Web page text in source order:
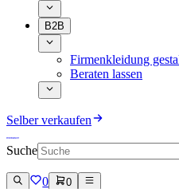
B2B
Firmenkleidung
Beraten lassen
Selber verkaufen
Suche
0 0